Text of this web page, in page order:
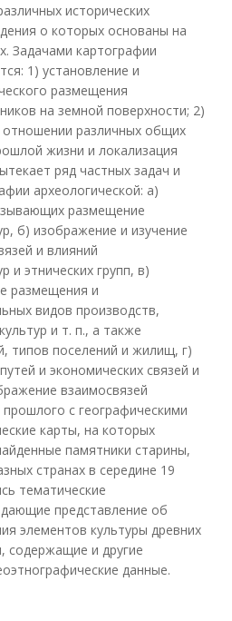
исторических
о которых основаны на
Задачами картографии
1) установление и
размещения
на земной поверхности; 2)
различных общих
жизни и локализация
ряд частных задач и
археологической: а)
размещение
б) изображение и изучение
и влияний
и этнических групп, в)
размещения и
видов производств,
и т. п., а также
типов поселений и жилищ, г)
и экономических связей и
взаимосвязей
с географическими
карты, на которых
памятники старины,
странах в середине 19
тематические
представление об
элементов культуры древних
содержащие и другие
данные.